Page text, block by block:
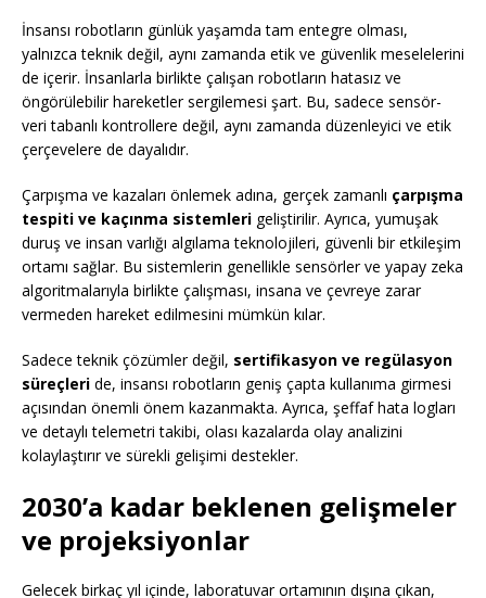
İnsansı robotların günlük yaşamda tam entegre olması,
yalnızca teknik değil, aynı zamanda etik ve güvenlik meselelerini
de içerir. İnsanlarla birlikte çalışan robotların hatasız ve
öngörülebilir hareketler sergilemesi şart. Bu, sadece sensör-
veri tabanlı kontrollere değil, aynı zamanda düzenleyici ve etik
çerçevelere de dayalıdır.
Çarpışma ve kazaları önlemek adına, gerçek zamanlı çarpışma
tespiti ve kaçınma sistemleri geliştirilir. Ayrıca, yumuşak
duruş ve insan varlığı algılama teknolojileri, güvenli bir etkileşim
ortamı sağlar. Bu sistemlerin genellikle sensörler ve yapay zeka
algoritmalarıyla birlikte çalışması, insana ve çevreye zarar
vermeden hareket edilmesini mümkün kılar.
Sadece teknik çözümler değil, sertifikasyon ve regülasyon
süreçleri de, insansı robotların geniş çapta kullanıma girmesi
açısından önemli önem kazanmakta. Ayrıca, şeffaf hata logları
ve detaylı telemetri takibi, olası kazalarda olay analizini
kolaylaştırır ve sürekli gelişimi destekler.
2030’a kadar beklenen gelişmeler
ve projeksiyonlar
Gelecek birkaç yıl içinde, laboratuvar ortamının dışına çıkan,